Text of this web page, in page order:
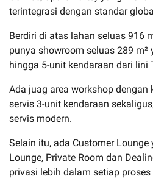
terintegrasi dengan standar
Berdiri di atas lahan seluas 916
punya showroom seluas 289 m²
hingga 5-unit kendaraan dari lini
Ada juag area workshop dengan
servis 3-unit kendaraan
servis modern.
Selain itu, ada Customer Lounge
Lounge, Private Room dan
privasi lebih dalam setiap